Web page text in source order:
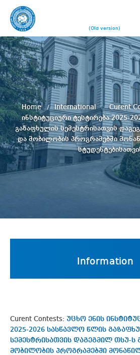
(Old version)
Home International Curent
ინსტიტუციური ტესტირება 2025-
გაზაფხულის სემესტრისათვის
და მობილობის პროგრამებში
Information
Curent Contests: უცხო ენის
2025-2026 სასწავლო წლის
სემესტრისათვის დაგეგმილ თსუ-
მობილობის პროგრამებში